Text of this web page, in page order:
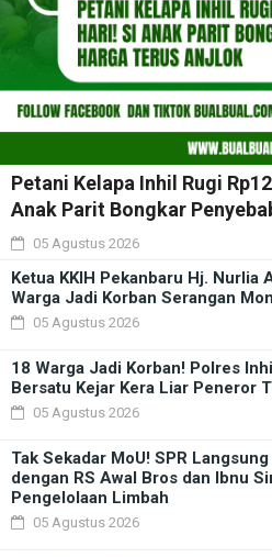
Petani Kelapa Inhil Rugi
Anak Parit Bongkar
05 Agustus 2026
Ketua KKIH Pekanbaru Hj. Nurlia
Warga Jadi Korban Serangan
05 Agustus 2026
18 Warga Jadi Korban! Polres
Bersatu Kejar Kera Liar Peneror
05 Agustus 2026
Tak Sekadar MoU! SPR
dengan RS Awal Bros dan Ibnu
Pengelolaan Limbah
05 Agustus 2026